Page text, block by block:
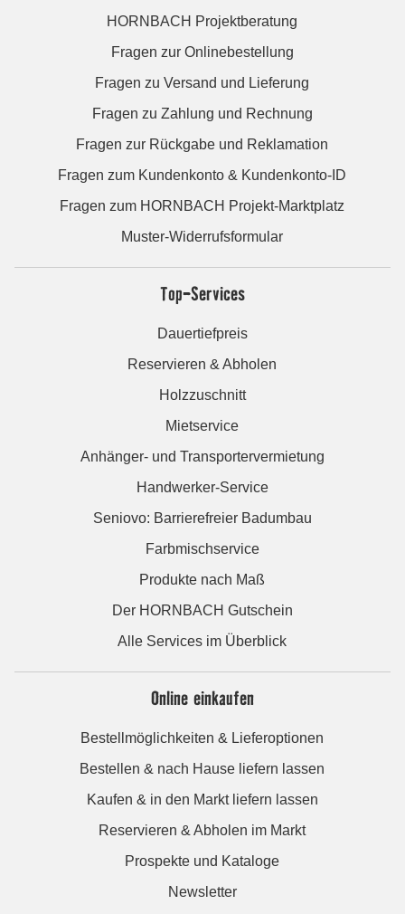
HORNBACH Projektberatung
Fragen zur Onlinebestellung
Fragen zu Versand und Lieferung
Fragen zu Zahlung und Rechnung
Fragen zur Rückgabe und Reklamation
Fragen zum Kundenkonto & Kundenkonto-ID
Fragen zum HORNBACH Projekt-Marktplatz
Muster-Widerrufsformular
Top-Services
Dauertiefpreis
Reservieren & Abholen
Holzzuschnitt
Mietservice
Anhänger- und Transportervermietung
Handwerker-Service
Seniovo: Barrierefreier Badumbau
Farbmischservice
Produkte nach Maß
Der HORNBACH Gutschein
Alle Services im Überblick
Online einkaufen
Bestellmöglichkeiten & Lieferoptionen
Bestellen & nach Hause liefern lassen
Kaufen & in den Markt liefern lassen
Reservieren & Abholen im Markt
Prospekte und Kataloge
Newsletter